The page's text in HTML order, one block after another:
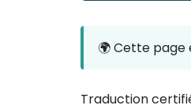
🌍 Cette page
Traduction